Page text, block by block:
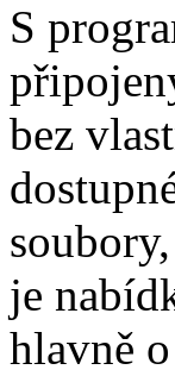
S
bez
je
hlavně